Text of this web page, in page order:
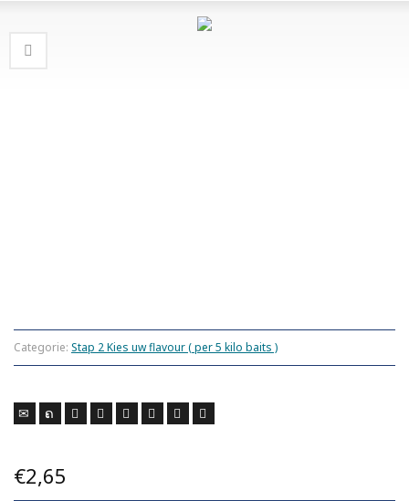
Categorie: Stap 2 Kies uw flavour ( per 5 kilo baits )
€2,65